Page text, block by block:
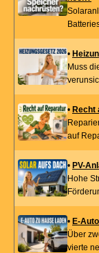
•
Muss
• Recht
auf
• PV-
Hohe
• E-
Über
vierte